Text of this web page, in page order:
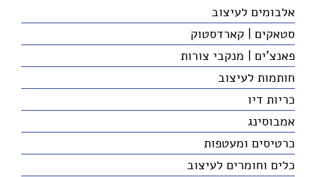
אלבומים לעיצוב
סטאקים | קארדסטוק
פאנצ'ים | מנקבי צורות
חותמות לעיצוב
כריות דיו
אמבוסינג
כרטיסים ומעטפות
כלים וחומרים לעיצוב